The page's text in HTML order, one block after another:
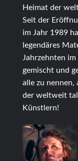
Heimat der
Seit der
im Jahr 1989
legendäres
Jahrzehnten
gemischt und
alle zu nennen,
der weltweit
Künstlern!